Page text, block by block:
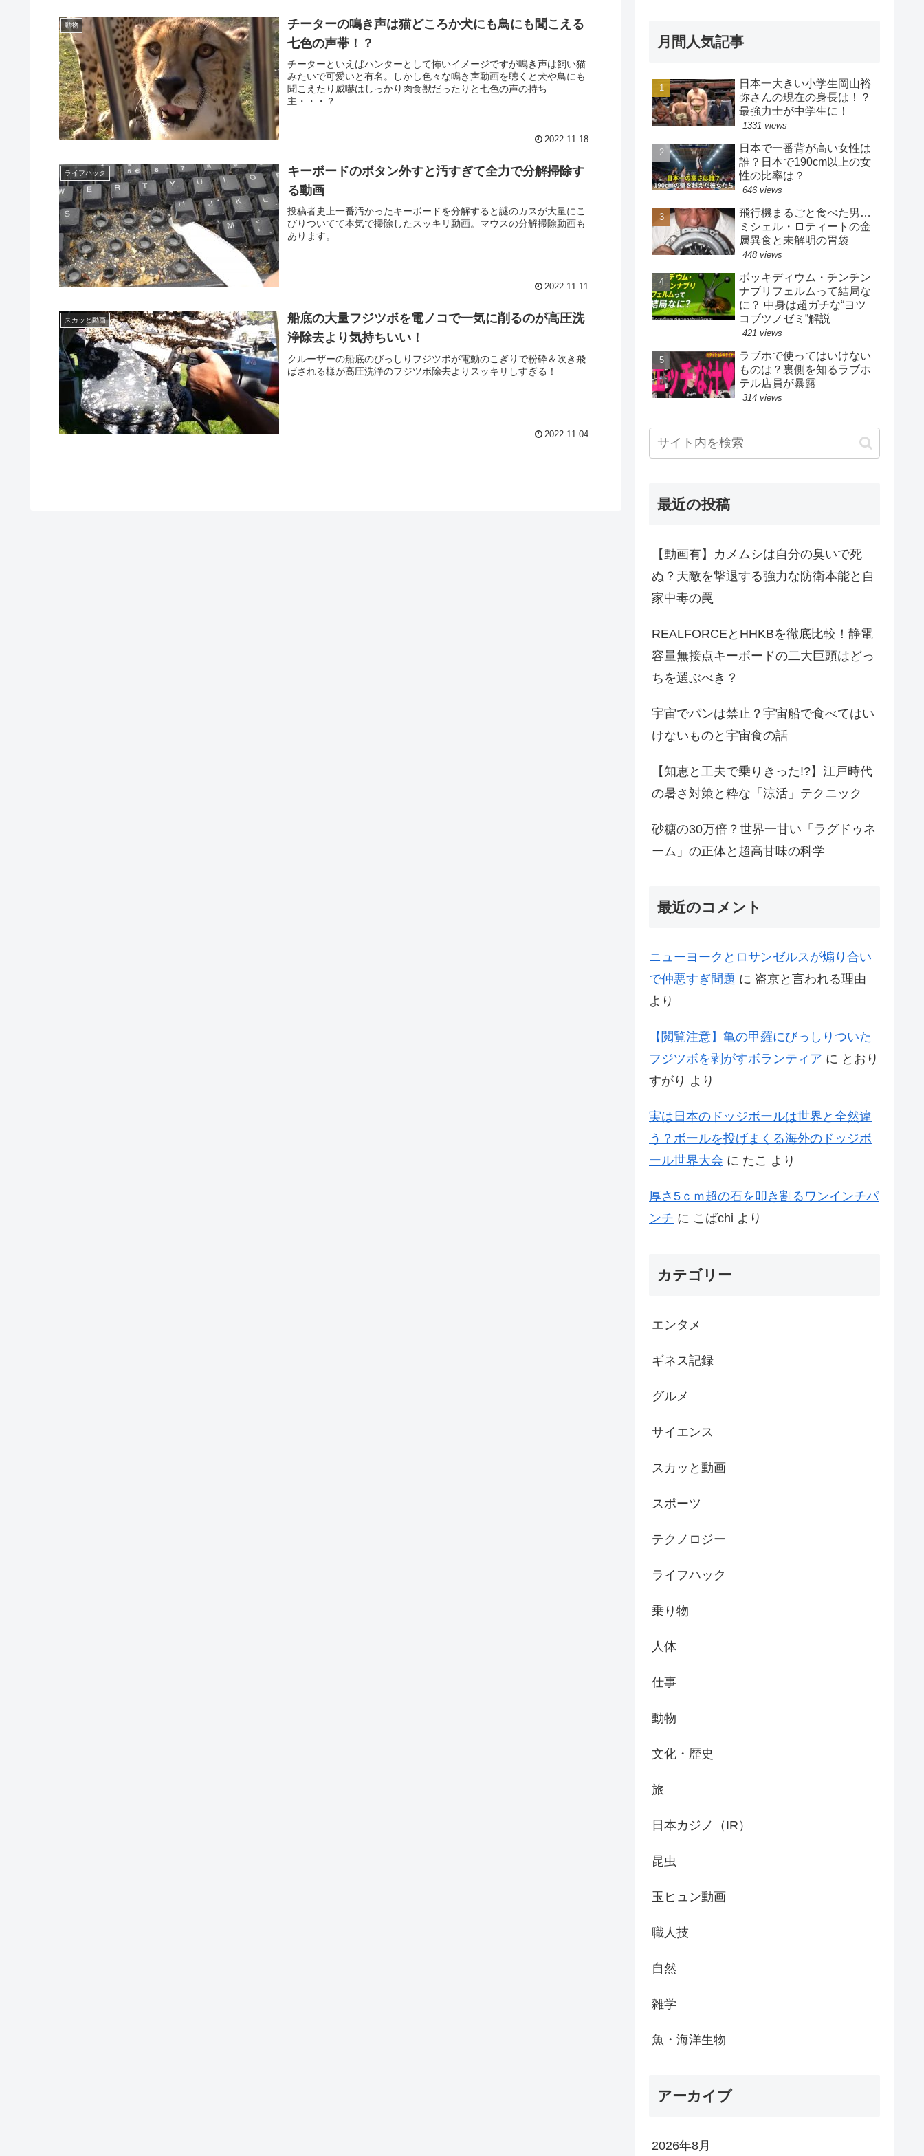
動物
チーターの鳴き声は猫どころか犬にも鳥にも聞こえる
七色の声帯！？
チーターといえばハンターとして怖いイメージですが鳴き声は飼い猫
みたいで可愛いと有名。しかし色々な鳴き声動画を聴くと犬や鳥にも
聞こえたり威嚇はしっかり肉食獣だったりと七色の声の持ち
主・・・？
2022.11.18
ライフハック
キーボードのボタン外すと汚すぎて全力で分解掃除す
る動画
投稿者史上一番汚かったキーボードを分解すると謎のカスが大量にこ
びりついてて本気で掃除したスッキリ動画。マウスの分解掃除動画も
あります。
2022.11.11
スカッと動画
船底の大量フジツボを電ノコで一気に削るのが高圧洗
浄除去より気持ちいい！
クルーザーの船底のびっしりフジツボが電動のこぎりで粉砕＆吹き飛
ばされる様が高圧洗浄のフジツボ除去よりスッキリしすぎる！
2022.11.04
月間人気記事
日本一大きい小学生岡山裕
弥さんの現在の身長は！？
最強力士が中学生に！
1331 views
日本で一番背が高い女性は
誰？日本で190cm以上の女
性の比率は？
646 views
飛行機まるごと食べた男…
ミシェル・ロティートの金
属異食と未解明の胃袋
448 views
ボッキディウム・チンチン
ナブリフェルムって結局な
に？ 中身は超ガチな“ヨツ
コブツノゼミ”解説
421 views
ラブホで使ってはいけない
ものは？裏側を知るラブホ
テル店員が暴露
314 views
最近の投稿
【動画有】カメムシは自分の臭いで死
ぬ？天敵を撃退する強力な防衛本能と自
家中毒の罠
REALFORCEとHHKBを徹底比較！静電
容量無接点キーボードの二大巨頭はどっ
ちを選ぶべき？
宇宙でパンは禁止？宇宙船で食べてはい
けないものと宇宙食の話
【知恵と工夫で乗りきった!?】江戸時代
の暑さ対策と粋な「涼活」テクニック
砂糖の30万倍？世界一甘い「ラグドゥネ
ーム」の正体と超高甘味の科学
最近のコメント
ニューヨークとロサンゼルスが煽り合い
で仲悪すぎ問題 に 盗京と言われる理由
より
【閲覧注意】亀の甲羅にびっしりついた
フジツボを剥がすボランティア に とおり
すがり より
実は日本のドッジボールは世界と全然違
う？ボールを投げまくる海外のドッジボ
ール世界大会 に たこ より
厚さ5ｃｍ超の石を叩き割るワンインチパ
ンチ に こばchi より
カテゴリー
エンタメ
ギネス記録
グルメ
サイエンス
スカッと動画
スポーツ
テクノロジー
ライフハック
乗り物
人体
仕事
動物
文化・歴史
旅
日本カジノ（IR）
昆虫
玉ヒュン動画
職人技
自然
雑学
魚・海洋生物
アーカイブ
2026年8月